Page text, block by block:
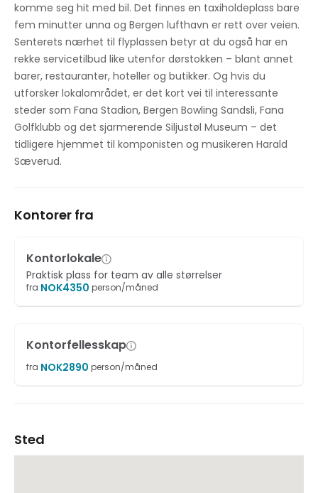
komme seg hit med bil. Det finnes en taxiholdeplass bare
fem minutter unna og Bergen lufthavn er rett over veien.
Senterets nærhet til flyplassen betyr at du også har en
rekke servicetilbud like utenfor dørstokken – blant annet
barer, restauranter, hoteller og butikker. Og hvis du
utforsker lokalområdet, er det kort vei til interessante
steder som Fana Stadion, Bergen Bowling Sandsli, Fana
Golfklubb og det sjarmerende Siljustøl Museum – det
tidligere hjemmet til komponisten og musikeren Harald
Sæverud.
Kontorer fra
Kontorlokale
Praktisk plass for team av alle størrelser
fra NOK4350 person/måned
Kontorfellesskap
fra NOK2890 person/måned
Sted